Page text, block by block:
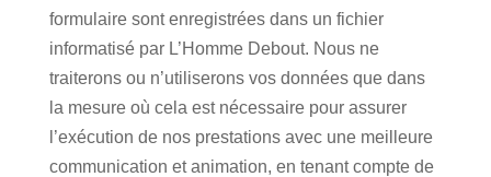
formulaire sont enregistrées dans un fichier
informatisé par L’Homme Debout. Nous ne
traiterons ou n’utiliserons vos données que dans
la mesure où cela est nécessaire pour assurer
l’exécution de nos prestations avec une meilleure
communication et animation, en tenant compte de